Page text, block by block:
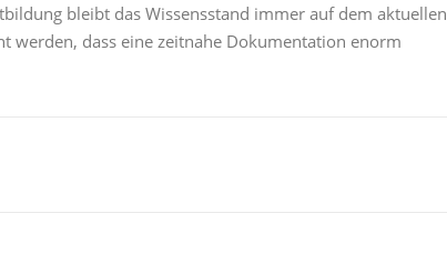
bleibt das Wissensstand immer auf dem aktuellen
werden, dass eine zeitnahe Dokumentation enorm